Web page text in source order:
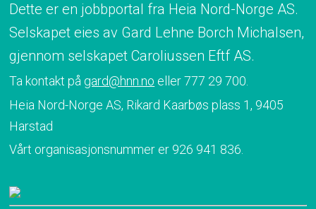
Dette er en jobbportal fra Heia Nord-Norge AS.
Selskapet eies av Gard Lehne Borch Michalsen,
gjennom selskapet Caroliussen Eftf AS.
Ta kontakt på gard@hnn.no eller 777 29 700.
Heia Nord-Norge AS, Rikard Kaarbøs plass 1, 9405
Harstad
Vårt organisasjonsnummer er 926 941 836.